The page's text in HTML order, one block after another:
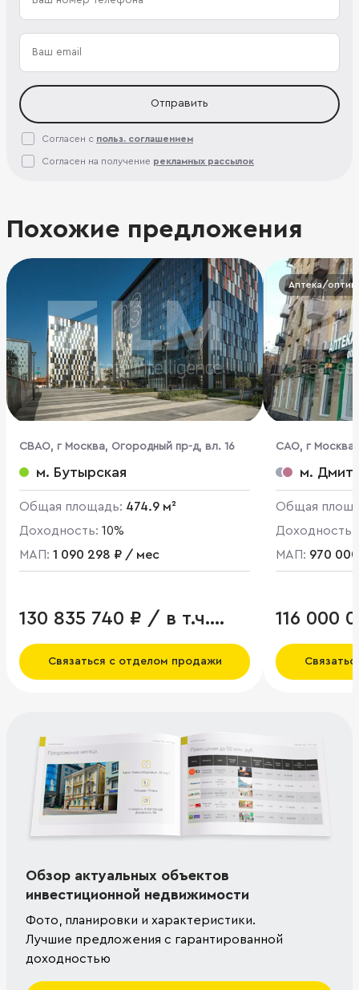
Отправить
Согласен с польз. соглашением
Согласен на получение рекламных рассылок
Похожие предложения
CВАО, г Москва, Огородный пр-д, вл. 16
м. Бутырская
Общая площадь: 474.9 м²
Доходность: 10%
МАП: 1 090 298 ₽ / мес
130 835 740 ₽ / в т.ч.
НДС
Связаться с отделом продажи
Аптека/
CАО, г
проезд, д 24 к
м.
Общая
Доходность:
МАП: 970
116 000
Обзор актуальных объектов
инвестиционной недвижимости
Фото, планировки и характеристики.
Лучшие предложения с гарантированной
доходностью